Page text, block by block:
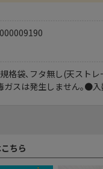
格袋､フタ無し(天スト
ガスは発生しません｡●入
ちら